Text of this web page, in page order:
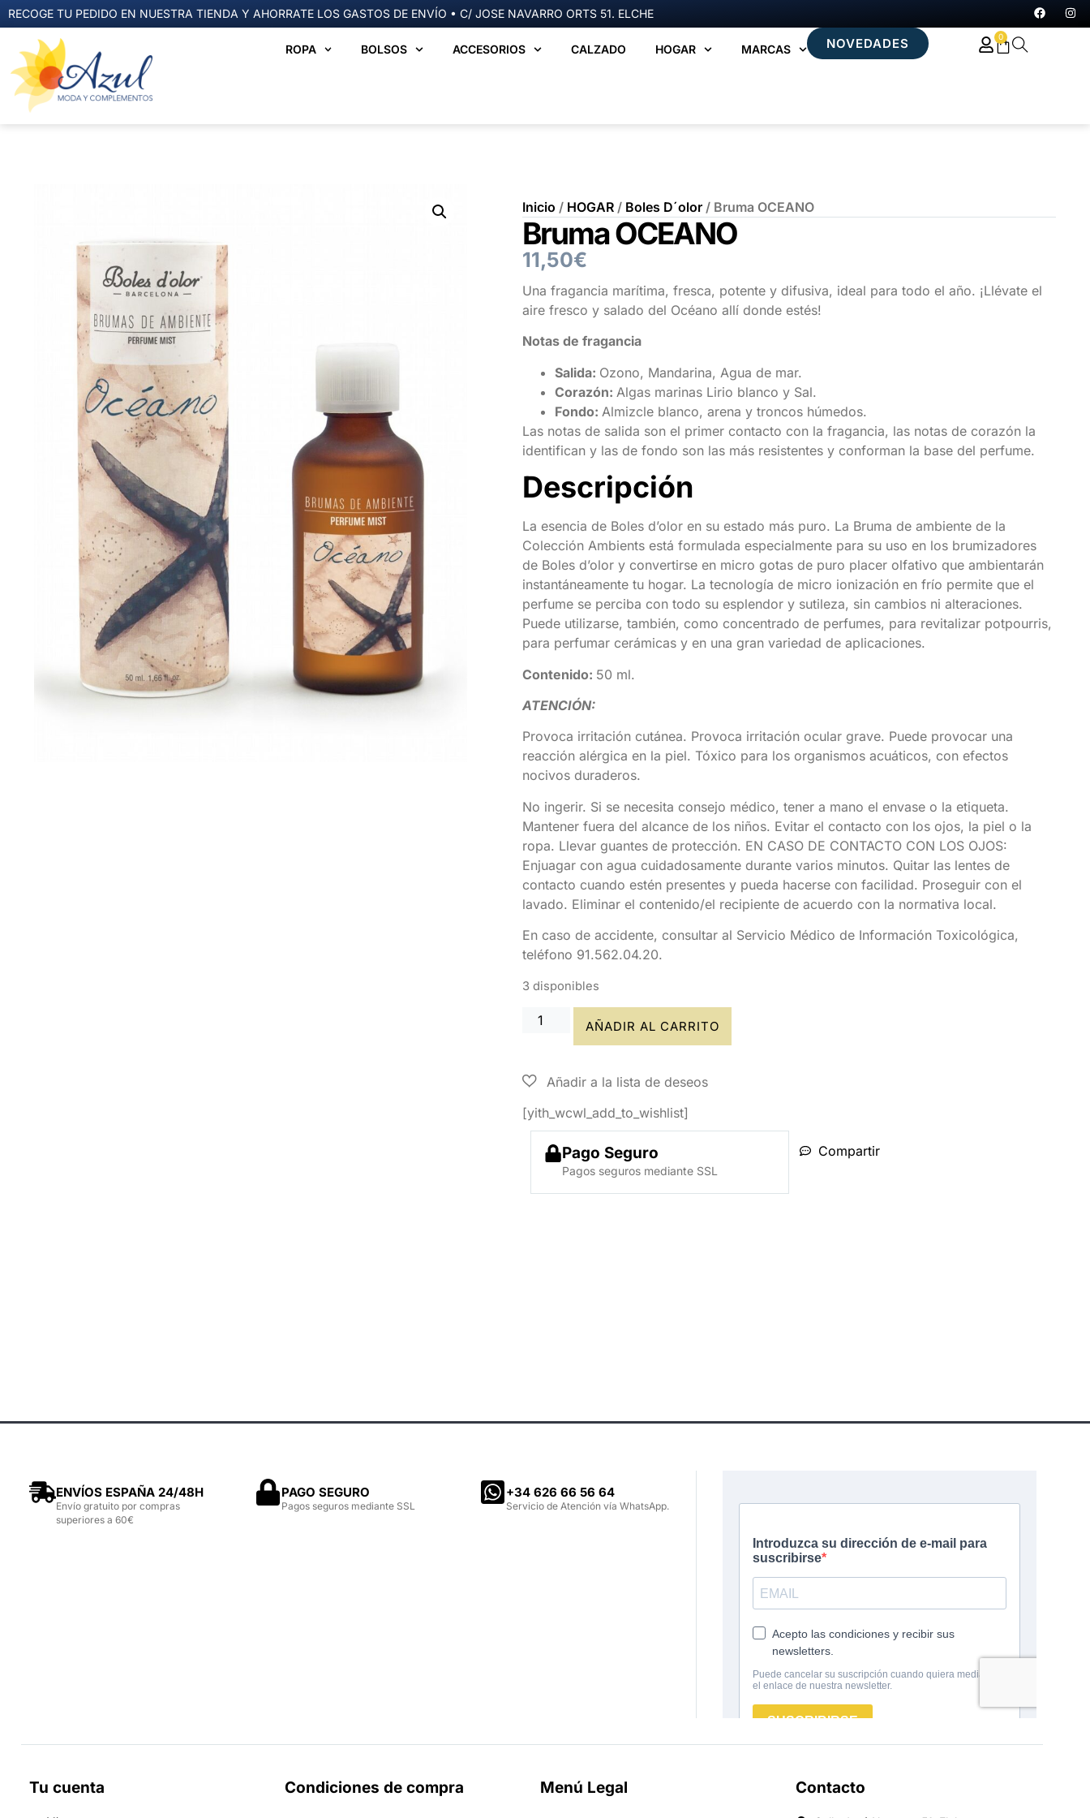
RECOGE TU PEDIDO EN NUESTRA TIENDA Y AHORRATE LOS GASTOS DE ENVÍO • C/ JOSE NAVARRO ORTS 51. ELCHE
ROPA BOLSOS ACCESORIOS CALZADO HOGAR MARCAS NOVEDADES 0
Inicio / HOGAR / Boles D´olor / Bruma OCEANO
Bruma OCEANO
11,50€
Una fragancia marítima, fresca, potente y difusiva, ideal para todo el año. ¡Llévate el
aire fresco y salado del Océano allí donde estés!
Notas de fragancia
Salida: Ozono, Mandarina, Agua de mar.
Corazón: Algas marinas Lirio blanco y Sal.
Fondo: Almizcle blanco, arena y troncos húmedos.
Las notas de salida son el primer contacto con la fragancia, las notas de corazón la
identifican y las de fondo son las más resistentes y conforman la base del perfume.
Descripción
La esencia de Boles d’olor en su estado más puro. La Bruma de ambiente de la
Colección Ambients está formulada especialmente para su uso en los brumizadores
de Boles d’olor y convertirse en micro gotas de puro placer olfativo que ambientarán
instantáneamente tu hogar. La tecnología de micro ionización en frío permite que el
perfume se perciba con todo su esplendor y sutileza, sin cambios ni alteraciones.
Puede utilizarse, también, como concentrado de perfumes, para revitalizar potpourris,
para perfumar cerámicas y en una gran variedad de aplicaciones.
Contenido: 50 ml.
ATENCIÓN:
Provoca irritación cutánea. Provoca irritación ocular grave. Puede provocar una
reacción alérgica en la piel. Tóxico para los organismos acuáticos, con efectos
nocivos duraderos.
No ingerir. Si se necesita consejo médico, tener a mano el envase o la etiqueta.
Mantener fuera del alcance de los niños. Evitar el contacto con los ojos, la piel o la
ropa. Llevar guantes de protección. EN CASO DE CONTACTO CON LOS OJOS:
Enjuagar con agua cuidadosamente durante varios minutos. Quitar las lentes de
contacto cuando estén presentes y pueda hacerse con facilidad. Proseguir con el
lavado. Eliminar el contenido/el recipiente de acuerdo con la normativa local.
En caso de accidente, consultar al Servicio Médico de Información Toxicológica,
teléfono 91.562.04.20.
3 disponibles
AÑADIR AL CARRITO
[yith_wcwl_add_to_wishlist]
Pago Seguro
Pagos seguros mediante SSL
Compartir
ENVÍOS ESPAÑA 24/48H
Envío gratuito por compras
superiores a 60€
PAGO SEGURO
Pagos seguros mediante SSL
‪+34 626 66 56 64‬
Servicio de Atención vía WhatsApp.
Tu cuenta Condiciones de compra Menú Legal Contacto